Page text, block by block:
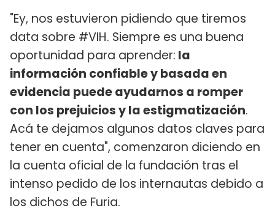
"Ey, nos estuvieron pidiendo que tiremos
data sobre #VIH. Siempre es una buena
oportunidad para aprender: la
información confiable y basada en
evidencia puede ayudarnos a romper
con los prejuicios y la estigmatización.
Acá te dejamos algunos datos claves para
tener en cuenta", comenzaron diciendo en
la cuenta oficial de la fundación tras el
intenso pedido de los internautas debido a
los dichos de Furia.